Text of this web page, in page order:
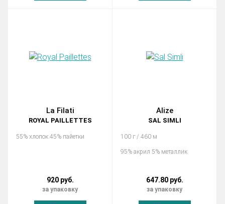
La Filati
ROYAL PAILLETTES
55% хлопок 45% пайетки
920 руб.
за упаковку
Alize
SAL SIMLI
100 г / 460 м
95% акрил 5% металлик
647.80 руб.
за упаковку